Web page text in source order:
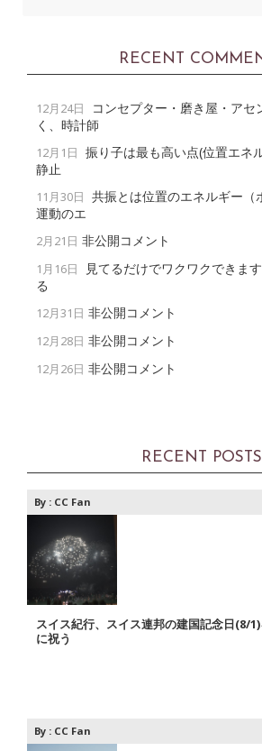
RECENT
12月24日
コンセプター・磨き屋・アセ
く、時計師
12月1日 振り子は最も高い点(位置エネ
静止
11月30日 共振とは位置のエネルギー（
運動のエ
2月21日 非公開コメント
1月16日
見てるだけでワクワクできま
る
12月31日 非公開コメント
12月28日 非公開コメント
12月26日 非公開コメント
RECENT POSTS
By : CC Fan
スイス紀行、スイス連邦の建国記念日(8/
に祝う
By : CC Fan